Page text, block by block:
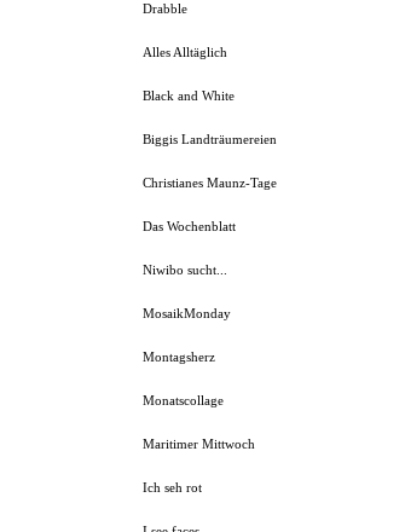
Drabble
Alles Alltäglich
Black and White
Biggis Landträumereien
Christianes Maunz-Tage
Das Wochenblatt
Niwibo sucht...
MosaikMonday
Montagsherz
Monatscollage
Maritimer Mittwoch
Ich seh rot